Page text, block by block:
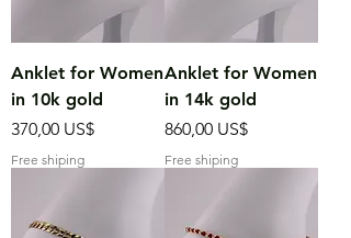
Anklet for Women
in 10k gold
Precio
370,00 US$
Free shiping
Anklet for Women
in 14k gold
Precio
860,00 US$
Free shiping